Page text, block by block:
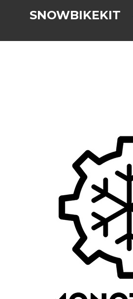
SNOWBIKEKIT